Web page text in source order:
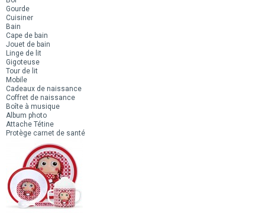
Gourde
Cuisiner
Bain
Cape de bain
Jouet de bain
Linge de lit
Gigoteuse
Tour de lit
Mobile
Cadeaux de naissance
Coffret de naissance
Boîte à musique
Album photo
Attache Tétine
Protège carnet de santé